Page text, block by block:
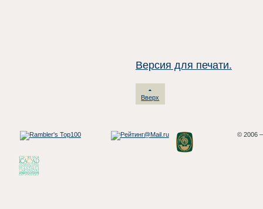
Версия для печати.
Вверх
© 2006